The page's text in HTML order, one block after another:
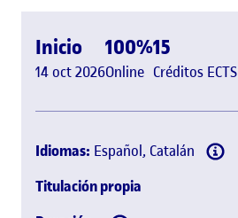
Inicio
14 oct 2026
100%
Online
15
Créditos ECTS
Idiomas: Español, Catalán
Titulación propia